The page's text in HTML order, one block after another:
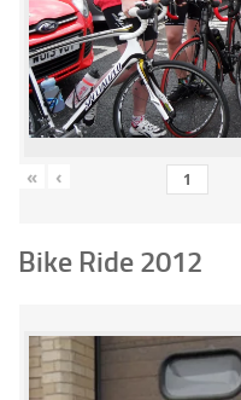
« ‹
Bike Ride 2012